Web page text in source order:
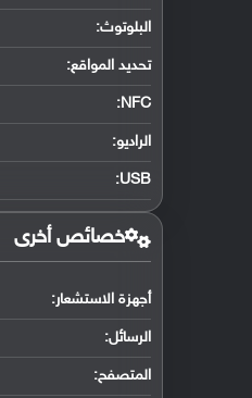
البلوتوث:
تحديد المواقع:
NFC
:
الراديو:
USB
:
خصائص أخرى
أجهزة الاستشعار:
الرسائل:
المتصفح: